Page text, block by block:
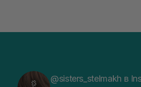
@sisters_stelmakh в